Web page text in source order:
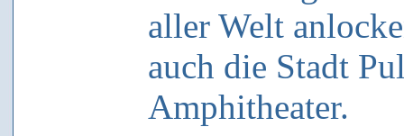
aller Welt
auch die Stadt
Amphitheater.